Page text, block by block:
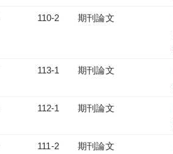
110-2 期刊論文
113-1 期刊論文
112-1 期刊論文
111-2 期刊論文